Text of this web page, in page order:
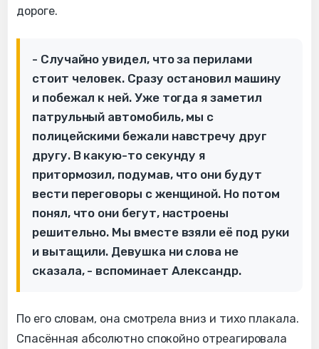
дороге.
- Случайно увидел, что за перилами
стоит человек. Сразу остановил машину
и побежал к ней. Уже тогда я заметил
патрульный автомобиль, мы с
полицейскими бежали навстречу друг
другу. В какую-то секунду я
притормозил, подумав, что они будут
вести переговоры с женщиной. Но потом
понял, что они бегут, настроены
решительно. Мы вместе взяли её под руки
и вытащили. Девушка ни слова не
сказала, - вспоминает Александр.
По его словам, она смотрела вниз и тихо плакала.
Спасённая абсолютно спокойно отреагировала